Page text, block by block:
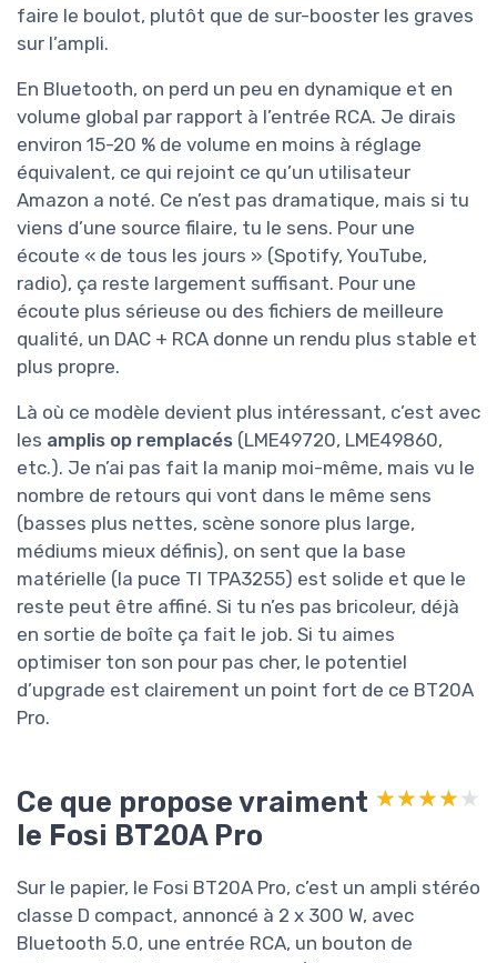
faire le boulot, plutôt que de sur-booster les graves
sur l’ampli.
En Bluetooth, on perd un peu en dynamique et en
volume global par rapport à l’entrée RCA. Je dirais
environ 15-20 % de volume en moins à réglage
équivalent, ce qui rejoint ce qu’un utilisateur
Amazon a noté. Ce n’est pas dramatique, mais si tu
viens d’une source filaire, tu le sens. Pour une
écoute « de tous les jours » (Spotify, YouTube,
radio), ça reste largement suffisant. Pour une
écoute plus sérieuse ou des fichiers de meilleure
qualité, un DAC + RCA donne un rendu plus stable et
plus propre.
Là où ce modèle devient plus intéressant, c’est avec
les amplis op remplacés (LME49720, LME49860,
etc.). Je n’ai pas fait la manip moi-même, mais vu le
nombre de retours qui vont dans le même sens
(basses plus nettes, scène sonore plus large,
médiums mieux définis), on sent que la base
matérielle (la puce TI TPA3255) est solide et que le
reste peut être affiné. Si tu n’es pas bricoleur, déjà
en sortie de boîte ça fait le job. Si tu aimes
optimiser ton son pour pas cher, le potentiel
d’upgrade est clairement un point fort de ce BT20A
Pro.
Ce que propose vraiment
le Fosi BT20A Pro
★★★★★
★★★★★
Sur le papier, le Fosi BT20A Pro, c’est un ampli stéréo
classe D compact, annoncé à 2 x 300 W, avec
Bluetooth 5.0, une entrée RCA, un bouton de